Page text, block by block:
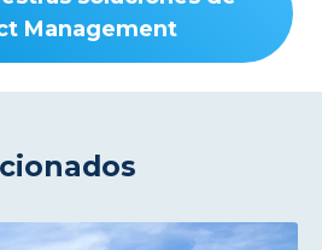
Management